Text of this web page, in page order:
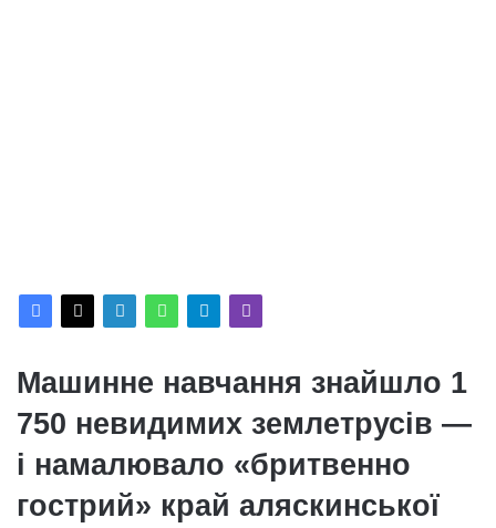
Машинне навчання знайшло 1
750 невидимих землетрусів —
і намалювало «бритвенно
гострий» край аляскинської